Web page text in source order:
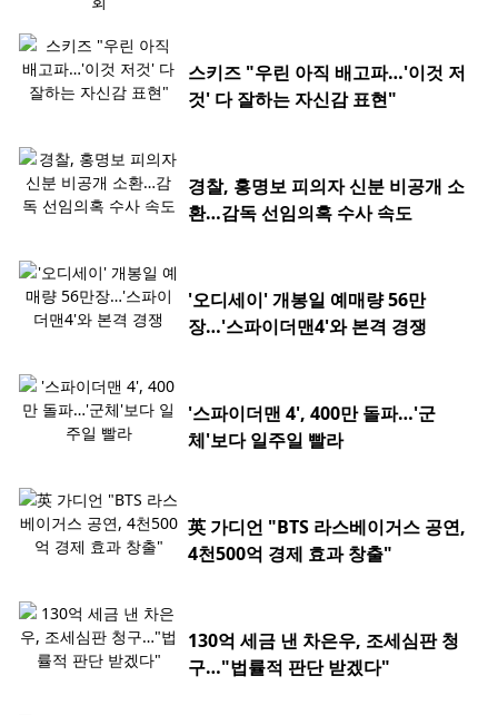
스키즈 "우린 아직 배고파…'이것 저
것' 다 잘하는 자신감 표현"
경찰, 홍명보 피의자 신분 비공개 소
환…감독 선임의혹 수사 속도
'오디세이' 개봉일 예매량 56만
장…'스파이더맨4'와 본격 경쟁
'스파이더맨 4', 400만 돌파…'군
체'보다 일주일 빨라
英 가디언 "BTS 라스베이거스 공연,
4천500억 경제 효과 창출"
130억 세금 낸 차은우, 조세심판 청
구…"법률적 판단 받겠다"